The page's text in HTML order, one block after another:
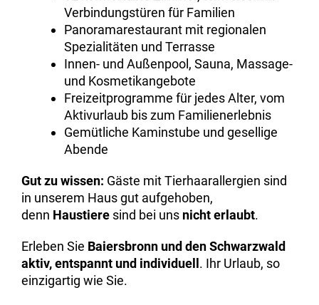
Verbindungstüren für Familien
Panoramarestaurant mit regionalen
Spezialitäten und Terrasse
Innen- und Außenpool, Sauna, Massage-
und Kosmetikangebote
Freizeitprogramme für jedes Alter, vom
Aktivurlaub bis zum Familienerlebnis
Gemütliche Kaminstube und gesellige
Abende
Gut zu wissen: Gäste mit Tierhaarallergien sind
in unserem Haus gut aufgehoben,
denn Haustiere sind bei uns nicht erlaubt.
Erleben Sie Baiersbronn und den Schwarzwald
aktiv, entspannt und individuell . Ihr Urlaub, so
einzigartig wie Sie.